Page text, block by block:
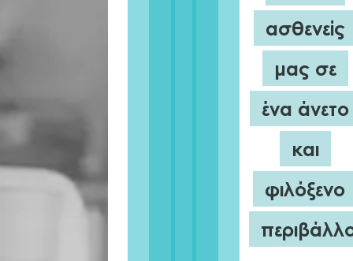
ασθενείς
μας σε
ένα άνετο
και
φιλόξενο